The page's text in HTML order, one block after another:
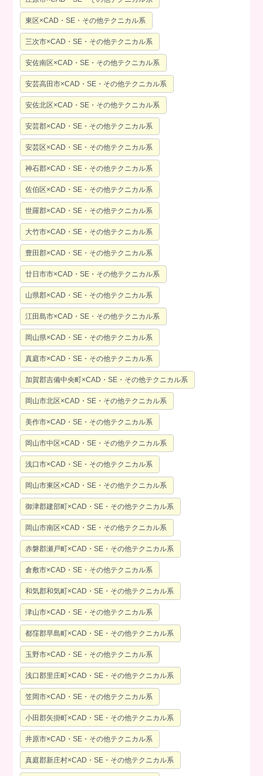
東区×CAD・SE・その他テクニカル系
三次市×CAD・SE・その他テクニカル系
安佐南区×CAD・SE・その他テクニカル系
安芸高田市×CAD・SE・その他テクニカル系
安佐北区×CAD・SE・その他テクニカル系
安芸郡×CAD・SE・その他テクニカル系
安芸区×CAD・SE・その他テクニカル系
神石郡×CAD・SE・その他テクニカル系
佐伯区×CAD・SE・その他テクニカル系
世羅郡×CAD・SE・その他テクニカル系
大竹市×CAD・SE・その他テクニカル系
豊田郡×CAD・SE・その他テクニカル系
廿日市市×CAD・SE・その他テクニカル系
山県郡×CAD・SE・その他テクニカル系
江田島市×CAD・SE・その他テクニカル系
岡山県×CAD・SE・その他テクニカル系
真庭市×CAD・SE・その他テクニカル系
加賀郡吉備中央町×CAD・SE・その他テクニカル系
岡山市北区×CAD・SE・その他テクニカル系
美作市×CAD・SE・その他テクニカル系
岡山市中区×CAD・SE・その他テクニカル系
浅口市×CAD・SE・その他テクニカル系
岡山市東区×CAD・SE・その他テクニカル系
御津郡建部町×CAD・SE・その他テクニカル系
岡山市南区×CAD・SE・その他テクニカル系
赤磐郡瀬戸町×CAD・SE・その他テクニカル系
倉敷市×CAD・SE・その他テクニカル系
和気郡和気町×CAD・SE・その他テクニカル系
津山市×CAD・SE・その他テクニカル系
都窪郡早島町×CAD・SE・その他テクニカル系
玉野市×CAD・SE・その他テクニカル系
浅口郡里庄町×CAD・SE・その他テクニカル系
笠岡市×CAD・SE・その他テクニカル系
小田郡矢掛町×CAD・SE・その他テクニカル系
井原市×CAD・SE・その他テクニカル系
真庭郡新庄村×CAD・SE・その他テクニカル系